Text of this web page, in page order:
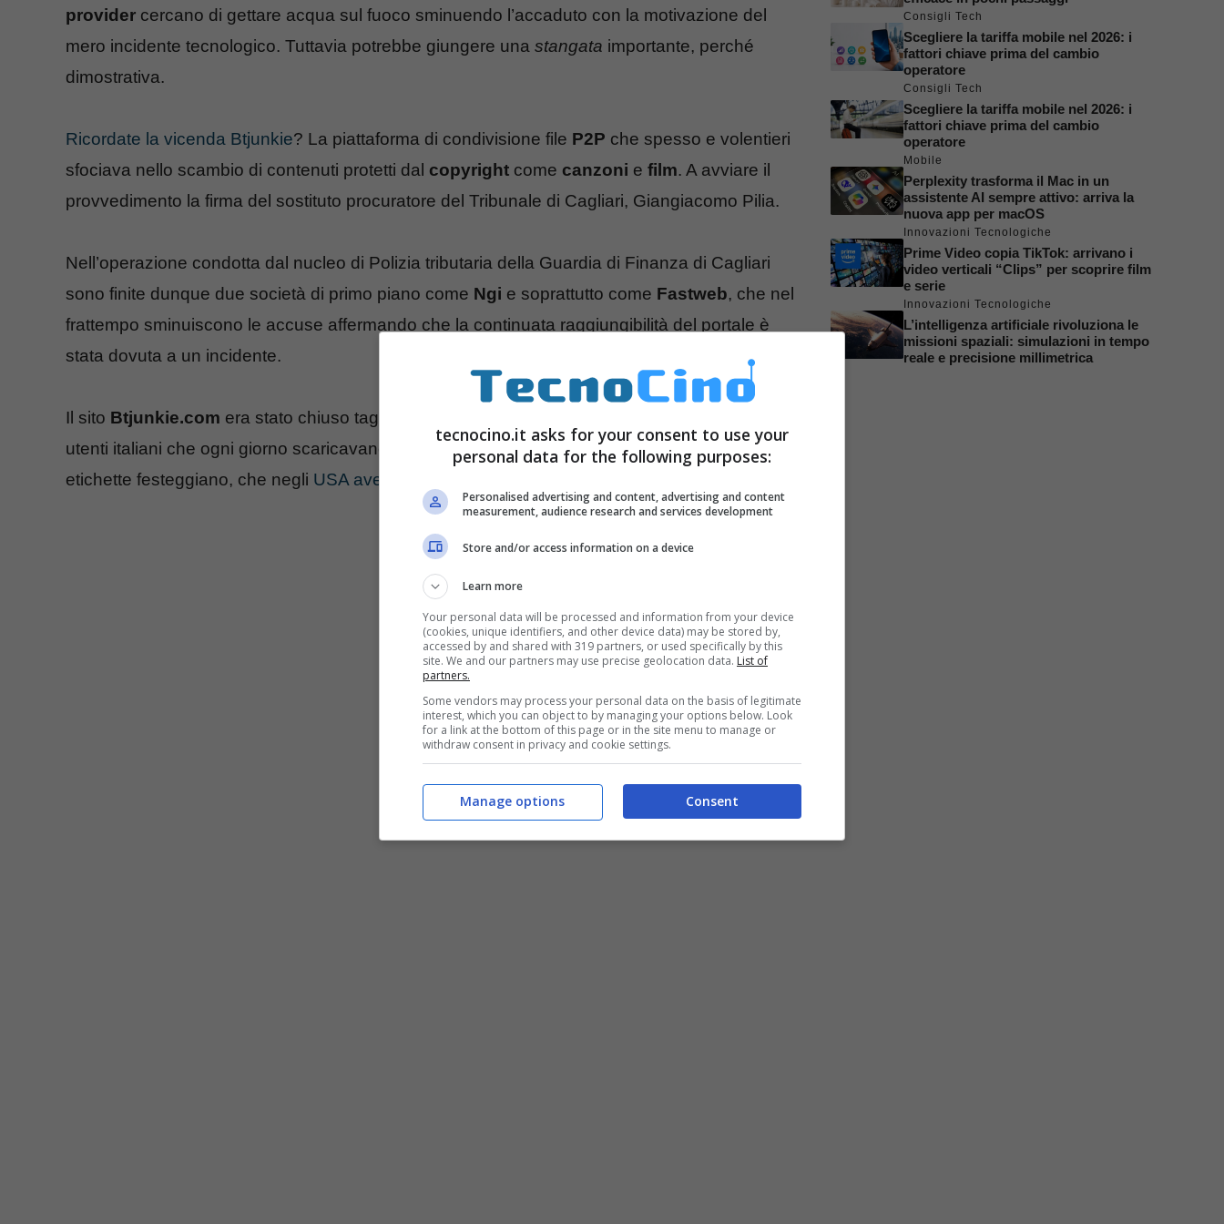
provider cercano di gettare acqua sul fuoco sminuendo l’accaduto con la motivazione del
mero incidente tecnologico. Tuttavia potrebbe giungere una stangata importante, perché
dimostrativa.
Ricordate la vicenda Btjunkie? La piattaforma di condivisione file P2P che spesso e volentieri
sfociava nello scambio di contenuti protetti dal copyright come canzoni e film. A avviare il
provvedimento la firma del sostituto procuratore del Tribunale di Cagliari, Giangiacomo Pilia.
Nell’operazione condotta dal nucleo di Polizia tributaria della Guardia di Finanza di Cagliari
sono finite dunque due società di primo piano come Ngi e soprattutto come Fastweb, che nel
frattempo sminuiscono le accuse affermando che la continuata raggiungibilità del portale è
stata dovuta a un incidente.
Il sito Btjunkie.com era stato chiuso tagliando così i ponti con i suoi circa mezzo milione di
utenti italiani che ogni giorno scaricavano musica, film,
videogiochi e software
etichette festeggiano, che negli USA avevano già esultato dopo la legge dei 6 schiocchi
Consigli Tech
Scegliere la tariffa mobile nel 2026: i
fattori chiave prima del cambio
operatore
Consigli Tech
Scegliere la tariffa mobile nel 2026: i
fattori chiave prima del cambio
operatore
Mobile
Perplexity trasforma il Mac in un
assistente AI sempre attivo: arriva la
nuova app per macOS
Innovazioni Tecnologiche
Prime Video copia TikTok: arrivano i
video verticali “Clips” per scoprire film
e serie
Innovazioni Tecnologiche
L’intelligenza artificiale rivoluziona le
missioni spaziali: simulazioni in tempo
reale e precisione millimetrica
tecnocino.it asks for your consent to use your
personal data for the following purposes:
Personalised advertising and content, advertising and content
measurement, audience research and services development
Store and/or access information on a device
Learn more
Your personal data will be processed and information from your device
(cookies, unique identifiers, and other device data) may be stored by,
accessed by and shared with 319 partners, or used specifically by this
site. We and our partners may use precise geolocation data. List of
partners.
Some vendors may process your personal data on the basis of legitimate
interest, which you can object to by managing your options below. Look
for a link at the bottom of this page or in the site menu to manage or
withdraw consent in privacy and cookie settings.
Consent
Manage options